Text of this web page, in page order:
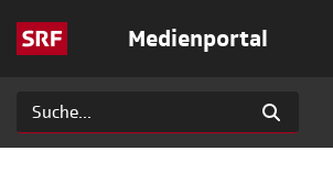
Medienportal